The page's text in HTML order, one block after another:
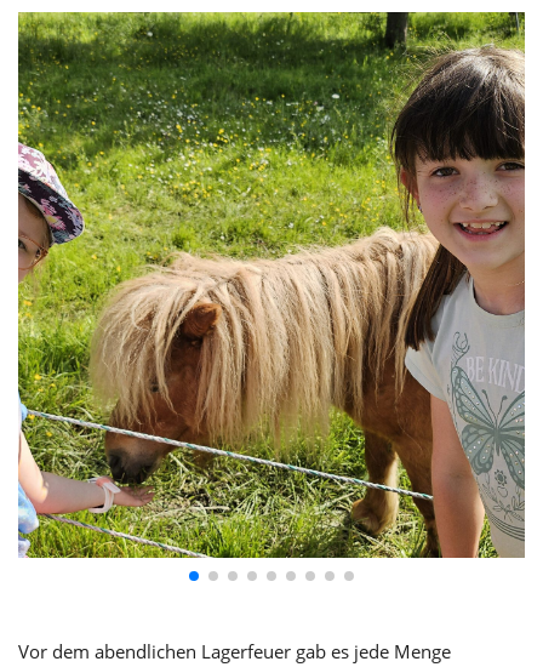
Vor dem abendlichen Lagerfeuer gab es jede Menge